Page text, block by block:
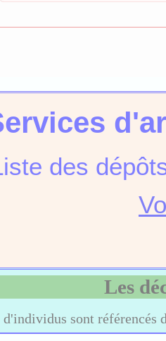
des
Les
sont référencés